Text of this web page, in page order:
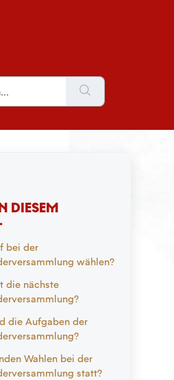
DIESEM
bei der
wählen?
die nächste
die Aufgaben der
Wahlen bei der
statt?